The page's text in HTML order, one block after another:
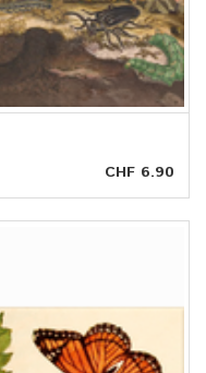
CHF 6.90